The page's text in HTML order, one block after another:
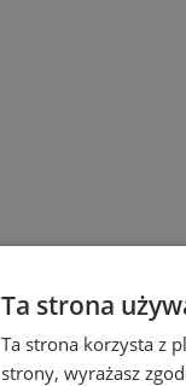
Ta strona
Ta strona korzysta z
strony, wyrażasz